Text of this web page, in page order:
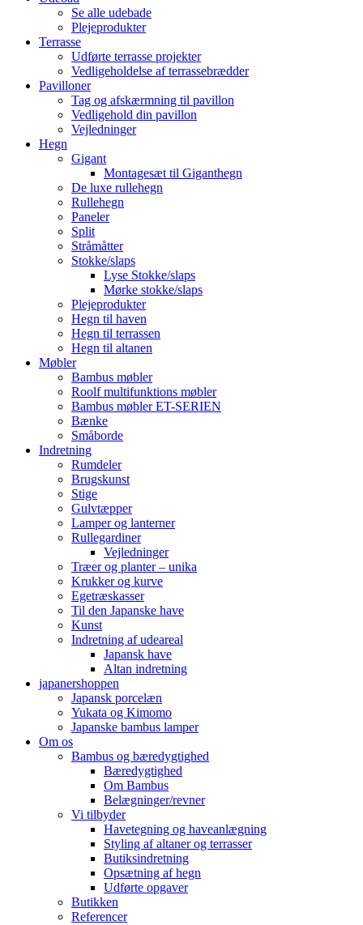
Se alle udebade
Plejeprodukter
Terrasse
Udførte terrasse projekter
Vedligeholdelse af terrassebrædder
Pavilloner
Tag og afskærmning til pavillon
Vedligehold din pavillon
Vejledninger
Hegn
Gigant
Montagesæt til Giganthegn
De luxe rullehegn
Rullehegn
Paneler
Split
Stråmåtter
Stokke/slaps
Lyse Stokke/slaps
Mørke stokke/slaps
Plejeprodukter
Hegn til haven
Hegn til terrassen
Hegn til altanen
Møbler
Bambus møbler
Roolf multifunktions møbler
Bambus møbler ET-SERIEN
Bænke
Småborde
Indretning
Rumdeler
Brugskunst
Stige
Gulvtæpper
Lamper og lanterner
Rullegardiner
Vejledninger
Træer og planter – unika
Krukker og kurve
Egetræskasser
Til den Japanske have
Kunst
Indretning af udeareal
Japansk have
Altan indretning
japanershoppen
Japansk porcelæn
Yukata og Kimomo
Japanske bambus lamper
Om os
Bambus og bæredygtighed
Bæredygtighed
Om Bambus
Belægninger/revner
Vi tilbyder
Havetegning og haveanlægning
Styling af altaner og terrasser
Butiksindretning
Opsætning af hegn
Udførte opgaver
Butikken
Referencer